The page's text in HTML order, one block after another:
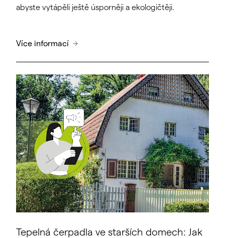
abyste vytápěli ještě úsporněji a ekologičtěji.
Více informací
Tepelná čerpadla ve starších domech: Jak